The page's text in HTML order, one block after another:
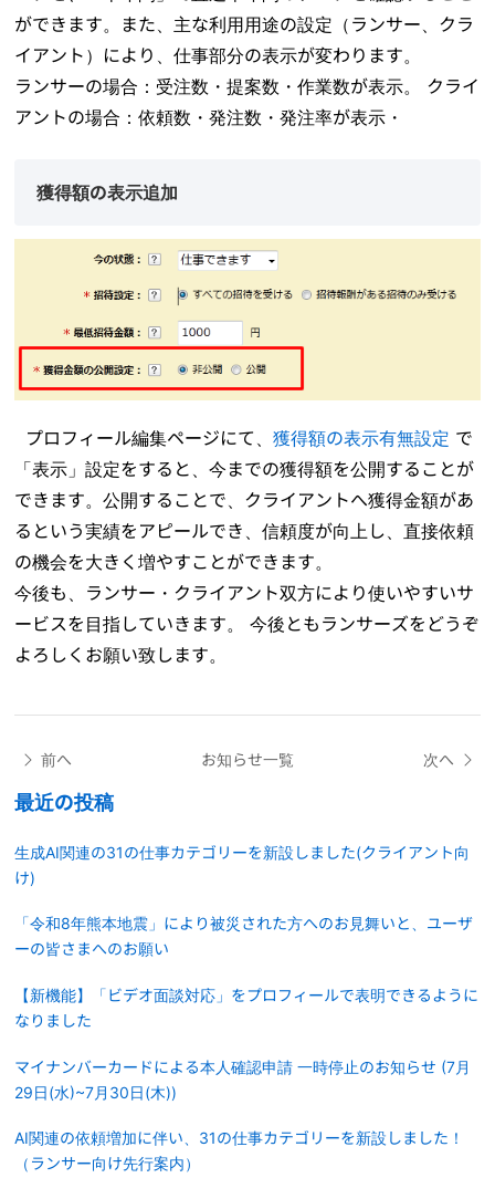
ができます。また、主な利用用途の設定（ランサー、クラ
イアント）により、仕事部分の表示が変わります。
ランサーの場合：受注数・提案数・作業数が表示。 クライ
アントの場合：依頼数・発注数・発注率が表示・
獲得額の表示追加
プロフィール編集ページにて、獲得額の表示有無設定 で
「表示」設定をすると、今までの獲得額を公開することが
できます。公開することで、クライアントへ獲得金額があ
るという実績をアピールでき、信頼度が向上し、直接依頼
の機会を大きく増やすことができます。
今後も、ランサー・クライアント双方により使いやすいサ
ービスを目指していきます。 今後ともランサーズをどうぞ
よろしくお願い致します。
前へ お知らせ一覧 次へ
最近の投稿
生成AI関連の31の仕事カテゴリーを新設しました(クライアント向
け)
「令和8年熊本地震」により被災された方へのお見舞いと、ユーザ
ーの皆さまへのお願い
【新機能】「ビデオ面談対応」をプロフィールで表明できるように
なりました
マイナンバーカードによる本人確認申請 一時停止のお知らせ (7月
29日(水)~7月30日(木))
AI関連の依頼増加に伴い、31の仕事カテゴリーを新設しました！
（ランサー向け先行案内）